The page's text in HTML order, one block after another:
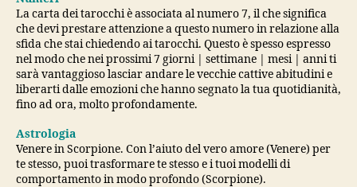
La carta dei tarocchi è associata al numero 7, il che significa
che devi prestare attenzione a questo numero in relazione alla
sfida che stai chiedendo ai tarocchi. Questo è spesso espresso
nel modo che nei prossimi 7 giorni | settimane | mesi | anni ti
sarà vantaggioso lasciar andare le vecchie cattive abitudini e
liberarti dalle emozioni che hanno segnato la tua quotidianità,
fino ad ora, molto profondamente.
Astrologia
Venere in Scorpione. Con l’aiuto del vero amore (Venere) per
te stesso, puoi trasformare te stesso e i tuoi modelli di
comportamento in modo profondo (Scorpione).